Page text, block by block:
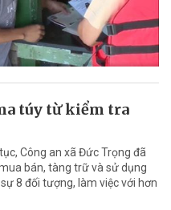
túy từ kiểm tra
Công an xã Đức Trọng đã
bán, tàng trữ và sử dụng
8 đối tượng, làm việc với hơn